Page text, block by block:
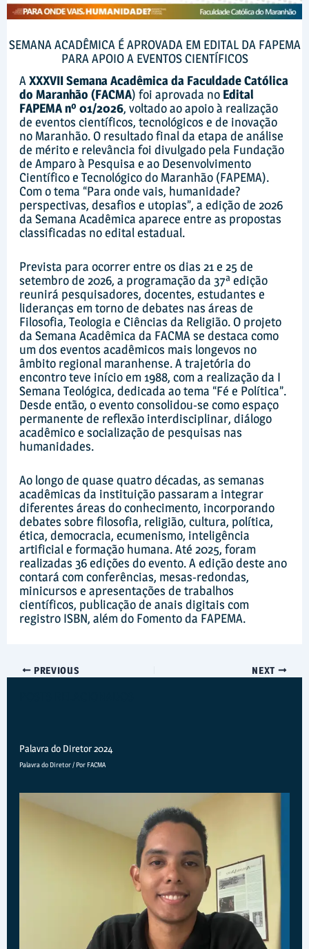
SEMANA ACADÊMICA É APROVADA EM EDITAL DA FAPEMA
PARA APOIO A EVENTOS CIENTÍFICOS
A XXXVII Semana Acadêmica da Faculdade Católica
do Maranhão (FACMA) foi aprovada no Edital
FAPEMA nº 01/2026, voltado ao apoio à realização
de eventos científicos, tecnológicos e de inovação
no Maranhão. O resultado final da etapa de análise
de mérito e relevância foi divulgado pela Fundação
de Amparo à Pesquisa e ao Desenvolvimento
Científico e Tecnológico do Maranhão (FAPEMA).
Com o tema “Para onde vais, humanidade?
perspectivas, desafios e utopias”, a edição de 2026
da Semana Acadêmica aparece entre as propostas
classificadas no edital estadual.
Prevista para ocorrer entre os dias 21 e 25 de
setembro de 2026, a programação da 37ª edição
reunirá pesquisadores, docentes, estudantes e
lideranças em torno de debates nas áreas de
Filosofia, Teologia e Ciências da Religião. O projeto
da Semana Acadêmica da FACMA se destaca como
um dos eventos acadêmicos mais longevos no
âmbito regional maranhense. A trajetória do
encontro teve início em 1988, com a realização da I
Semana Teológica, dedicada ao tema “Fé e Política”.
Desde então, o evento consolidou-se como espaço
permanente de reflexão interdisciplinar, diálogo
acadêmico e socialização de pesquisas nas
humanidades.
Ao longo de quase quatro décadas, as semanas
acadêmicas da instituição passaram a integrar
diferentes áreas do conhecimento, incorporando
debates sobre filosofia, religião, cultura, política,
ética, democracia, ecumenismo, inteligência
artificial e formação humana. Até 2025, foram
realizadas 36 edições do evento. A edição deste ano
contará com conferências, mesas-redondas,
minicursos e apresentações de trabalhos
científicos, publicação de anais digitais com
registro ISBN, além do Fomento da FAPEMA.
PREVIOUS NEXT
Palavra do Diretor 2024
Palavra do Diretor/ Por FACMA